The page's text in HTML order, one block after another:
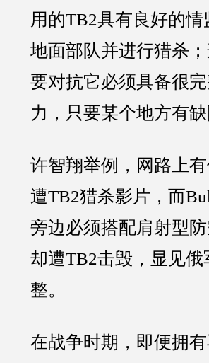
用的TB2具有良好的
地面部队并进行猎杀
要对抗它必须具备很
力，只要某个地方有
许智翔举例，网路上
遭TB2猎杀影片，而
旁边必须搭配肩射型
却遭TB2击毁，显见
整。
在战争时期，即便拥